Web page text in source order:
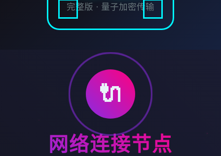
完整版 · 量子加密传输
🔌
网络连接节点